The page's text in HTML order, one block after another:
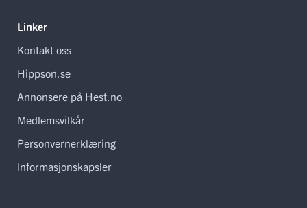
Linker
Kontakt oss
Hippson.se
Annonsere på Hest.no
Medlemsvilkår
Personvernerklæring
Informasjonskapsler